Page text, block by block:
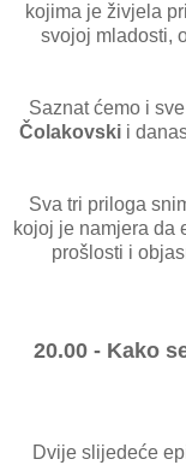
kojima je živjela
svojoj mladosti,
Saznat ćemo i
Čolakovskii
Sva tri priloga
kojoj je namjera da
prošlosti i
20.00 - Kako
Dvije slijedeće